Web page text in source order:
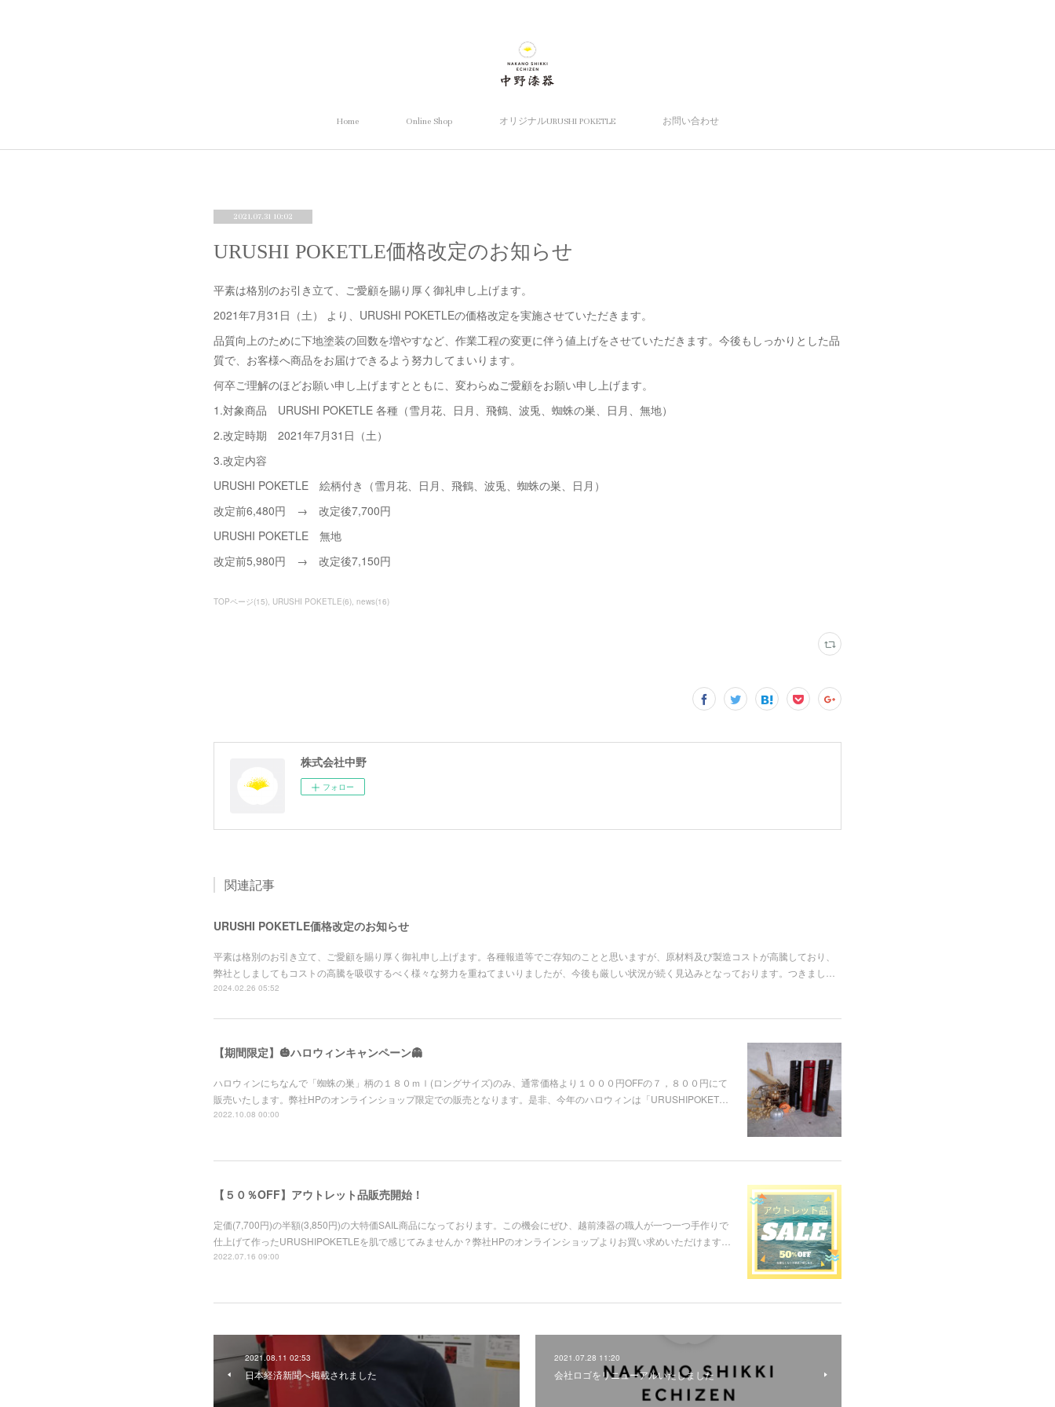
Home Online Shop オリジナルURUSHI POKETLE お問い合わせ
2021.07.31 10:02
URUSHI POKETLE価格改定のお知らせ
平素は格別のお引き立て、ご愛顧を賜り厚く御礼申し上げます。
2021年7月31日（土） より、URUSHI POKETLEの価格改定を実施させていただきます。
品質向上のために下地塗装の回数を増やすなど、作業工程の変更に伴う値上げをさせていただきます。今後もしっかりとした品
質で、お客様へ商品をお届けできるよう努力してまいります。
何卒ご理解のほどお願い申し上げますとともに、変わらぬご愛顧をお願い申し上げます。
1.対象商品 URUSHI POKETLE 各種（雪月花、日月、飛鶴、波兎、蜘蛛の巣、日月、無地）
2.改定時期 2021年7月31日（土）
3.改定内容
URUSHI POKETLE 絵柄付き（雪月花、日月、飛鶴、波兎、蜘蛛の巣、日月）
改定前6,480円 → 改定後7,700円
URUSHI POKETLE 無地
改定前5,980円 → 改定後7,150円
TOPページ(15) URUSHI POKETLE(6) news(16)
株式会社中野
フォロー
関連記事
URUSHI POKETLE価格改定のお知らせ
平素は格別のお引き立て、ご愛顧を賜り厚く御礼申し上げます。各種報道等でご存知のことと思いますが、原材料及び製造コストが高騰しており、
弊社としましてもコストの高騰を吸収するべく様々な努力を重ねてまいりましたが、今後も厳しい状況が続く見込みとなっております。つきまし…
2024.02.26 05:52
【期間限定】🎃ハロウィンキャンペーン👻
ハロウィンにちなんで「蜘蛛の巣」柄の１８０ｍｌ(ロングサイズ)のみ、通常価格より１０００円OFFの７，８００円にて
販売いたします。弊社HPのオンラインショップ限定での販売となります。是非、今年のハロウィンは「URUSHIPOKET…
2022.10.08 00:00
【５０％OFF】アウトレット品販売開始！
定価(7,700円)の半額(3,850円)の大特価SAIL商品になっております。この機会にぜひ、越前漆器の職人が一つ一つ手作りで
仕上げて作ったURUSHIPOKETLEを肌で感じてみませんか？弊社HPのオンラインショップよりお買い求めいただけます…
2022.07.16 09:00
2021.08.11 02:53
日本経済新聞へ掲載されました
2021.07.28 11:20
会社ロゴをリニューアルいたしました